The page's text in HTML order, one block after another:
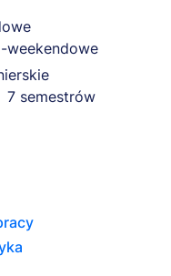
weekendowe
7 semestrów